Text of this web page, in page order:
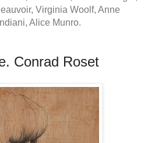
Virginia Woolf, Anne
Alice Munro.
Conrad Roset